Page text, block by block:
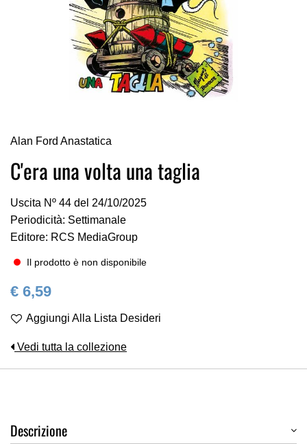
all'inizio
della
galleria
immagini
Alan Ford Anastatica
C'era una volta una taglia
Uscita Nº 44 del 24/10/2025
Periodicità: Settimanale
Editore: RCS MediaGroup
Il prodotto è non disponibile
€ 6,59
Aggiungi Alla Lista Desideri
Vedi tutta la collezione
Descrizione